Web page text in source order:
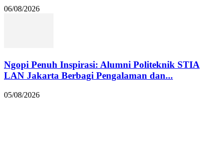
06/08/2026
Ngopi Penuh Inspirasi: Alumni Politeknik STIA
LAN Jakarta Berbagi Pengalaman dan...
05/08/2026